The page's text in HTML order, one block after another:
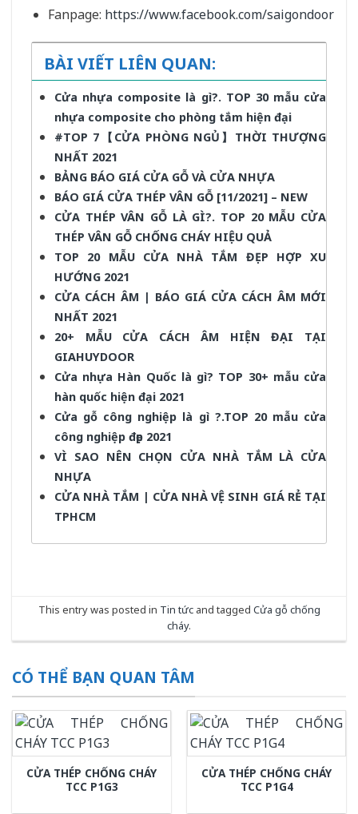
Fanpage: https://www.facebook.com/saigondoor
BÀI VIẾT LIÊN QUAN:
Cửa nhựa composite là gì?. TOP 30 mẫu cửa
nhựa composite cho phòng tắm hiện đại
#TOP 7【CỬA PHÒNG NGỦ】THỜI THƯỢNG
NHẤT 2021
BẢNG BÁO GIÁ CỬA GỖ VÀ CỬA NHỰA
BÁO GIÁ CỬA THÉP VÂN GỖ [11/2021] – NEW
CỬA THÉP VÂN GỖ LÀ GÌ?. TOP 20 MẪU CỬA
THÉP VÂN GỖ CHỐNG CHÁY HIỆU QUẢ
TOP 20 MẪU CỬA NHÀ TẮM ĐẸP HỢP XU
HƯỚNG 2021
CỬA CÁCH ÂM | BÁO GIÁ CỬA CÁCH ÂM MỚI
NHẤT 2021
20+ MẪU CỬA CÁCH ÂM HIỆN ĐẠI TẠI
GIAHUYDOOR
Cửa nhựa Hàn Quốc là gì? TOP 30+ mẫu cửa
hàn quốc hiện đại 2021
Cửa gỗ công nghiệp là gì ?.TOP 20 mẫu cửa
công nghiệp đẹp 2021
VÌ SAO NÊN CHỌN CỬA NHÀ TẮM LÀ CỬA
NHỰA
CỬA NHÀ TẮM | CỬA NHÀ VỆ SINH GIÁ RẺ TẠI
TPHCM
This entry was posted in Tin tứcand tagged Cửa gỗ chống
cháy.
CÓ THỂ BẠN QUAN TÂM
CỬA THÉP CHỐNG CHÁY
TCC P1G3
CỬA THÉP CHỐNG CHÁY
TCC P1G4